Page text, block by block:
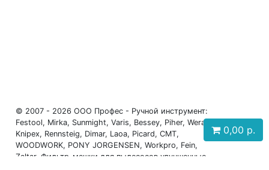
© 2007 - 2026 ООО Профес - Ручной инструмент:
Festool, Mirka, Sunmight, Varis, Bessey, Piher, Wera,
Knipex, Rennsteig, Dimar, Laoa, Picard, CMT,
WOODWORK, PONY JORGENSEN, Workpro, Fein,
Zaltar, Фильтр-мешки для пылесосов улучшенные
0,00 р.